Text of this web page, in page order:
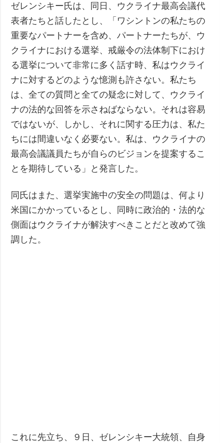
ゼレンシキー氏は、同日、ウクライナ最高会議代
表者たちと話したとし、「ワシントンの私たちの
重要なパートナーを含め、パートナーたちが、ウ
クライナにおける選挙、戒厳令の法体制下におけ
る選挙について非常に多く話す時、私はウクライ
ナに対するどのような憶測も許さない。私たち
は、全ての質問と全ての疑念に対して、ウクライ
ナの法的な回答を示さねばならない。それは容易
ではないが、しかし、それに関する圧力は、私た
ちには間違いなく必要ない。私は、ウクライナの
最高会議議員たちが自らのビジョンを提案するこ
とを期待している」と発言した。
同氏はまた、選挙実施中の安全の問題は、何より
米国にかかっているとし、同時に政治的・法的な
側面はウクライナが解決すべきことだと改めて強
調した。
これに先立ち、９日、ゼレンシキー大統領、自身